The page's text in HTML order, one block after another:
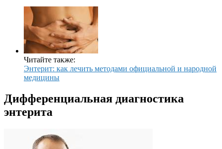
Читайте также:
Энтерит: как лечить методами официальной и народной
медицины
Дифференциальная диагностика
энтерита